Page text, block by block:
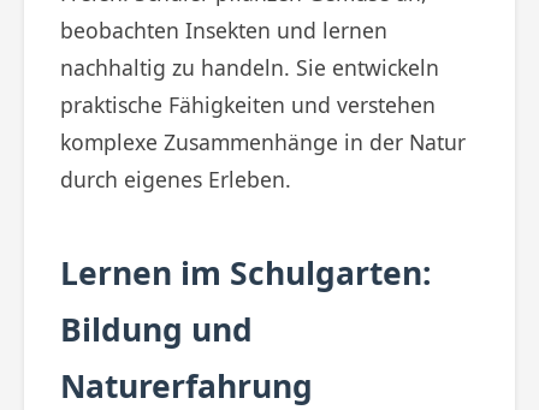
beobachten Insekten und lernen
nachhaltig zu handeln. Sie entwickeln
praktische Fähigkeiten und verstehen
komplexe Zusammenhänge in der Natur
durch eigenes Erleben.
Lernen im Schulgarten:
Bildung und
Naturerfahrung